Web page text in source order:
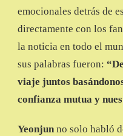
emocionales detrás de
directamente con los
la noticia en todo el
sus palabras fueron:
viaje juntos
confianza mutua y
Yeonjun no solo habló